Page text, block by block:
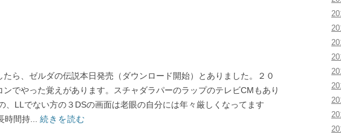
ら、ゼルダの伝説本日発売（ダウンロード開始）とありました。２０
でやった覚えがあります。スチャダラパーのラップのテレビCMもあり
、LLでない方の３DSの画面は老眼の自分には年々厳しくなってます
時間持... 続きを読む